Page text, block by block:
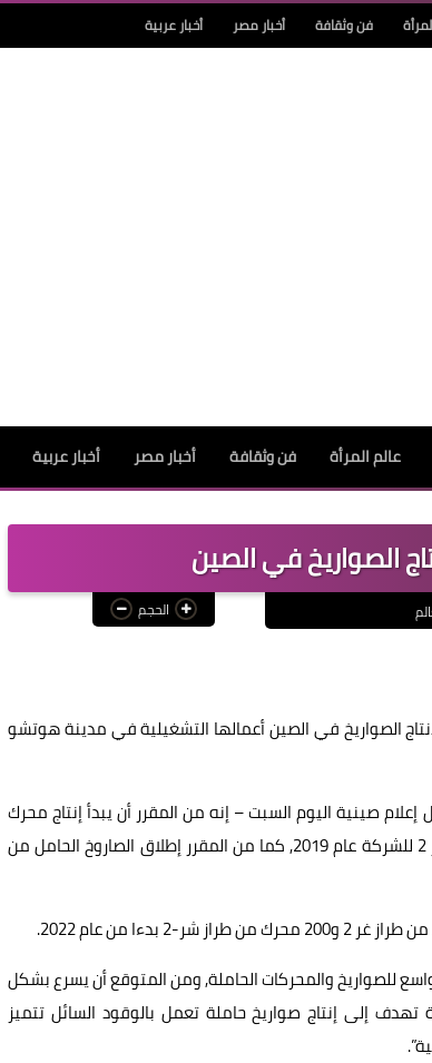
فن وثقافة أخبار مصر أخبار عربية
عالم المرأة فن وثقافة أخبار مصر أخبار عربية
الصواريخ في الصين
الحجم
الصواريخ في الصين أعمالها التشغيلية في مدينة هوتشو
صينية اليوم السبت – إنه من المقرر أن يبدأ إنتاج محرك
الصاروخ من طراز شر-12 والصاروخ الحامل العامل بالوقود السائل من طراز غر 2 للشركة عام 2019, كما من المقرر إطلاق الصاروخ الحامل من
للصواريخ والمحركات الحاملة, ومن المتوقع أن يسرع بشكل
إلى إنتاج صواريخ حاملة تعمل بالوقود السائل تتميز